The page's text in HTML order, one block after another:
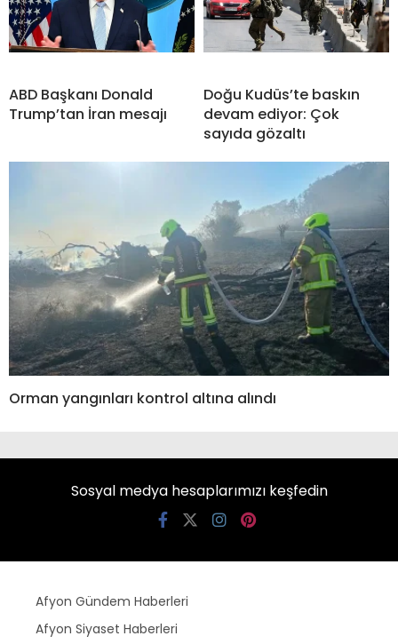
ABD Başkanı Donald
Trump’tan İran mesajı
Doğu Kudüs’te baskın
devam ediyor: Çok
sayıda gözaltı
Orman yangınları kontrol altına alındı
Sosyal medya hesaplarımızı keşfedin
Afyon Gündem Haberleri
Afyon Siyaset Haberleri